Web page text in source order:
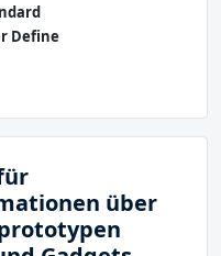
Define
über